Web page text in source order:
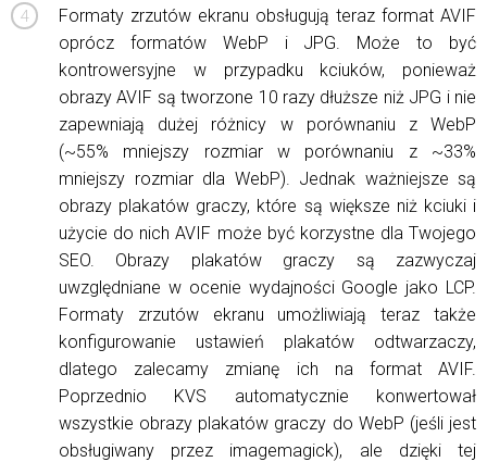
Formaty zrzutów ekranu obsługują teraz format AVIF
oprócz formatów WebP i JPG. Może to być
kontrowersyjne w przypadku kciuków, ponieważ
obrazy AVIF są tworzone 10 razy dłuższe niż JPG i nie
zapewniają dużej różnicy w porównaniu z WebP
(~55% mniejszy rozmiar w porównaniu z ~33%
mniejszy rozmiar dla WebP). Jednak ważniejsze są
obrazy plakatów graczy, które są większe niż kciuki i
użycie do nich AVIF może być korzystne dla Twojego
SEO. Obrazy plakatów graczy są zazwyczaj
uwzględniane w ocenie wydajności Google jako LCP.
Formaty zrzutów ekranu umożliwiają teraz także
konfigurowanie ustawień plakatów odtwarzaczy,
dlatego zalecamy zmianę ich na format AVIF.
Poprzednio KVS automatycznie konwertował
wszystkie obrazy plakatów graczy do WebP (jeśli jest
obsługiwany przez imagemagick), ale dzięki tej